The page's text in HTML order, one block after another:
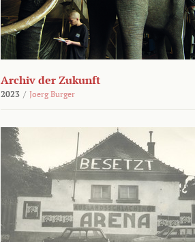
Archiv der Zukunft
2023 / Joerg Burger